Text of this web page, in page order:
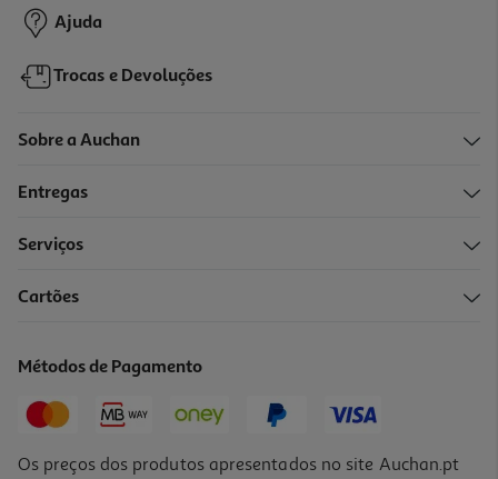
Ajuda
Trocas e Devoluções
Sobre a Auchan
Entregas
Serviços
Cartões
Métodos de Pagamento
Os preços dos produtos apresentados no site Auchan.pt